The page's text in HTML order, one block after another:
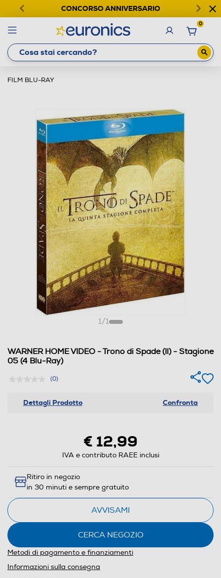
CONCORSO ANNIVERSARIO
0
FILM BLU-RAY
1/1
WARNER HOME VIDEO - Trono di Spade (Il) - Stagione
05 (4 Blu-Ray)
(0)
Dettagli Prodotto Confronta
€ 12,99
IVA e contributo RAEE inclusi
Ritiro in negozio
in 30 minuti e sempre gratuito
AVVISAMI
CERCA NEGOZIO
Metodi di pagamento e finanziamenti
Informazioni sulla consegna